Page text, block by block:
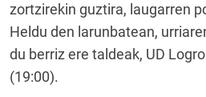
zortzirekin guztira, laugarren
Heldu den larunbatean,
du berriz ere taldeak, UD
(19:00).